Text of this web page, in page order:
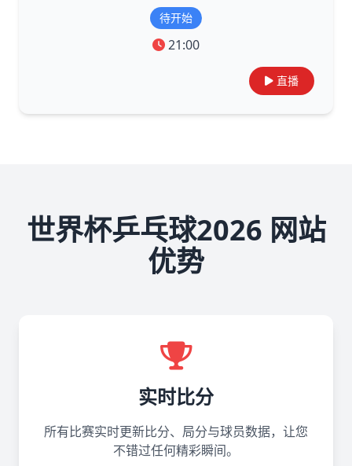
待开始
21:00
直播
世界杯乒乓球2026 网站
优势
实时比分
所有比赛实时更新比分、局分与球员数据，让您
不错过任何精彩瞬间。